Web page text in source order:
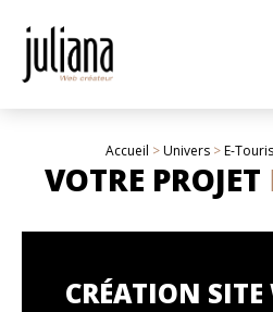
Accueil >Univers>E-
VOTRE PROJET
CRÉATION SITE